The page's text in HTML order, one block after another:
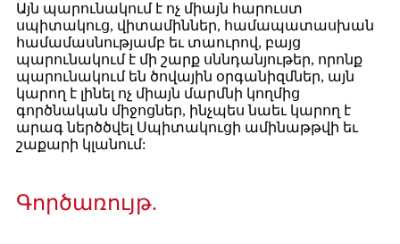
Այն պարունակում է ոչ միայն հարուստ
սպիտակուց, վիտամիններ, համապատասխան
համամասնությամբ եւ տաուրով, բայց
պարունակում է մի շարք սննդանյութեր, որոնք
պարունակում են ծովային օրգանիզմներ, այն
կարող է լինել ոչ միայն մարմնի կողմից
գործնական միջոցներ, ինչպես նաեւ կարող է
արագ ներծծվել Սպիտակուցի ամինաթթվի եւ
շաքարի կլանում:
Գործառույթ.